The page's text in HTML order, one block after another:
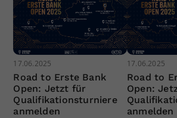
17.06.2025
Road to Erste Bank
Open: Jetzt für
Qualifikationsturniere
anmelden
17.06.2025
Road to
Open:
anmelden